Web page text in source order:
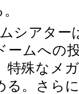
シアター
ームへの
特殊なメ
る。さら